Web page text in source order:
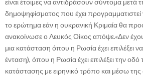
είναι έτοιμες να αντιδράσουν σύντομα μετά
δημοψηφίσματος που έχει προγραμματιστεί
το ερώτημα εάν η ουκρανική Κριμαία θα
ανακοίνωσε ο Λευκός Οίκος απόψε.«Δεν
μια κατάσταση όπου η Ρωσία έχει επιλέξει
ένταση), όπου η Ρωσία έχει επιλέξει την οδό
κατάστασης με ειρηνικό τρόπο και μέσω της